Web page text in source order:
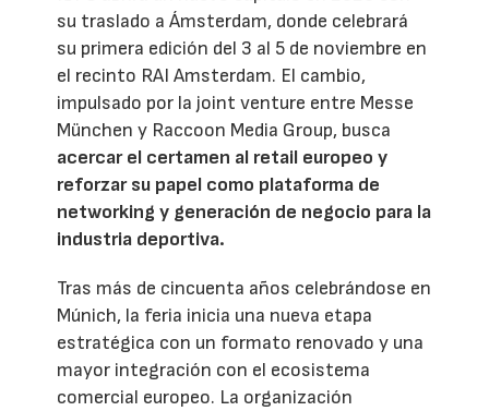
su traslado a Ámsterdam, donde celebrará
su primera edición del 3 al 5 de noviembre en
el recinto RAI Amsterdam. El cambio,
impulsado por la joint venture entre Messe
München y Raccoon Media Group, busca
acercar el certamen al retail europeo y
reforzar su papel como plataforma de
networking y generación de negocio para la
industria deportiva.
Tras más de cincuenta años celebrándose en
Múnich, la feria inicia una nueva etapa
estratégica con un formato renovado y una
mayor integración con el ecosistema
comercial europeo. La organización